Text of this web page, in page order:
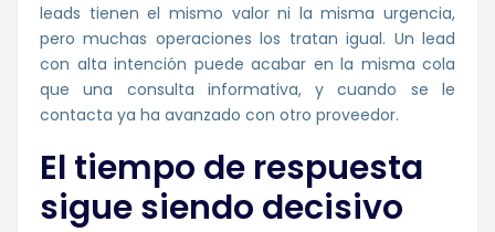
leads tienen el mismo valor ni la misma urgencia,
pero muchas operaciones los tratan igual. Un lead
con alta intención puede acabar en la misma cola
que una consulta informativa, y cuando se le
contacta ya ha avanzado con otro proveedor.
El tiempo de respuesta
sigue siendo decisivo